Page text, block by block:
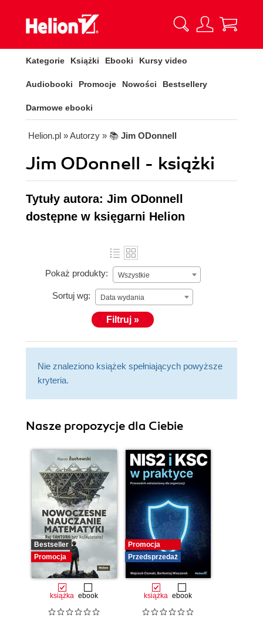
Kategorie Książki Ebooki Kursy video
Audiobooki Promocje Nowości Bestsellery
Darmowe ebooki
Helion.pl » Autorzy » 📚 Jim ODonnell
Jim ODonnell - książki
Tytuły autora: Jim ODonnell
dostępne w księgarni Helion
Pokaż produkty: Wszystkie
Sortuj wg: Data wydania
Filtruj »
Nie znaleziono książek spełniających powyższe
kryteria.
Nasze propozycje dla Ciebie
Bestseller
Promocja
książka ebook
Promocja
Przedsprzedaż
książka ebook